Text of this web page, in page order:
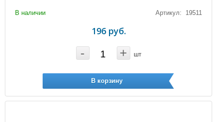
В наличии Артикул: 19511
196 руб.
- + шт
В корзину